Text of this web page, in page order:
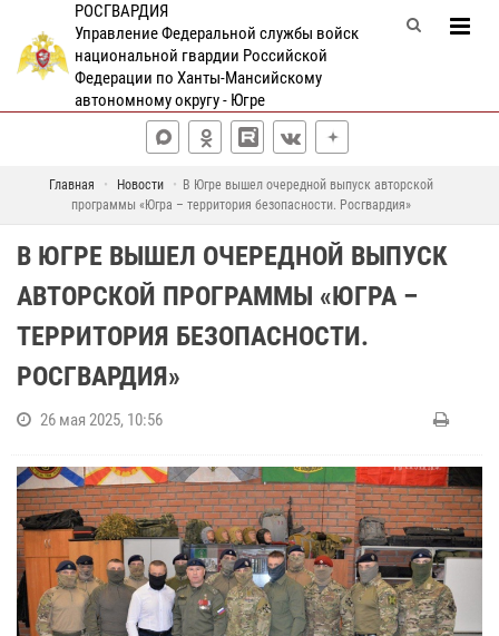
РОСГВАРДИЯ
Управление Федеральной службы войск
национальной гвардии Российской
Федерации по Ханты-Мансийскому
автономному округу - Югре
Главная Новости
В Югре вышел очередной выпуск авторской
программы «Югра – территория безопасности. Росгвардия»
В ЮГРЕ ВЫШЕЛ ОЧЕРЕДНОЙ ВЫПУСК
АВТОРСКОЙ ПРОГРАММЫ «ЮГРА –
ТЕРРИТОРИЯ БЕЗОПАСНОСТИ.
РОСГВАРДИЯ»
26 мая 2025, 10:56